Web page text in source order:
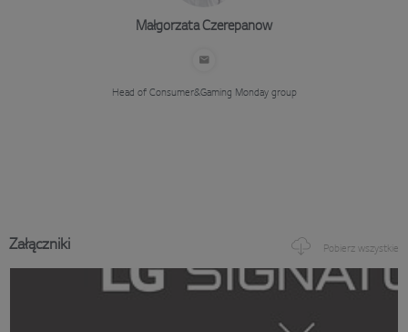
Małgorzata Czerepanow
Head of Consumer&Gaming Monday group
Załączniki Pobierz wszystkie